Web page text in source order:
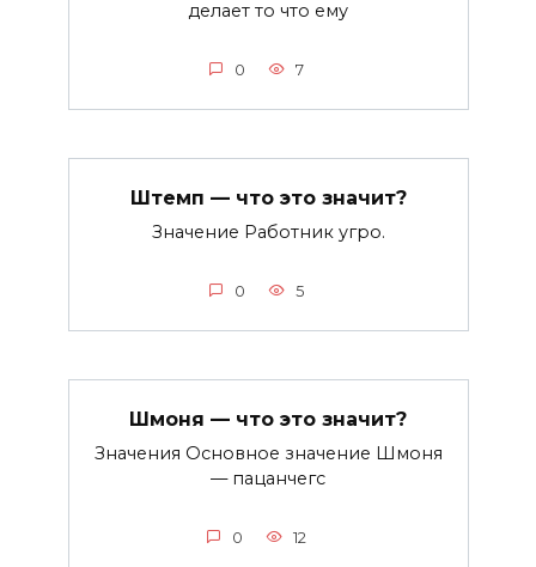
делает то что ему
0 7
Штемп — что это значит?
Значение Работник угро.
0 5
Шмоня — что это значит?
Значения Основное значение Шмоня
— пацанчегс
0 12